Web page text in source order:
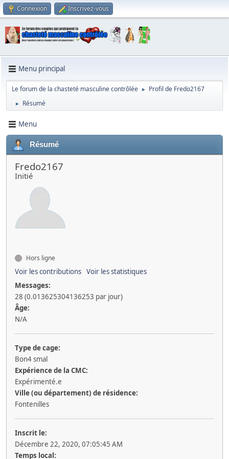
Connexion Inscrivez-vous
Menu principal
Le forum de la chasteté masculine contrôlée ► Profil de Fredo2167
► Résumé
Menu
Résumé
Fredo2167
Initié
Hors ligne
Voir les contributions Voir les statistiques
Messages:
28 (0.013625304136253 par jour)
Âge:
N/A
Type de cage:
Bon4 smal
Expérience de la CMC:
Expérimenté.e
Ville (ou département) de résidence:
Fontenilles
Inscrit le:
Décembre 22, 2020, 07:05:45 AM
Temps local: